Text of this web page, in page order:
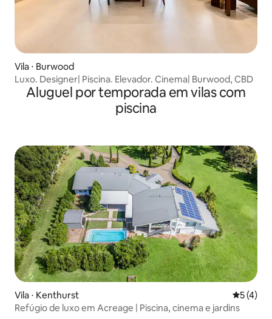
Vila ⋅ Burwood
Luxo. Designer| Piscina. Elevador. Cinema| Burwood, CBD
Aluguel por temporada em vilas com
piscina
Vila ⋅ Kenthurst 5 de
5 (4)
Refúgio de luxo em Acreage | Piscina, cinema e jardins